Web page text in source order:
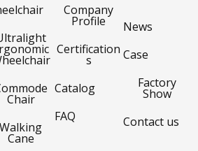
Chair
Walking
Cane
Company
Profile
Certification
s
Catalog
FAQ
News
Case
Factory
Show
Contact us